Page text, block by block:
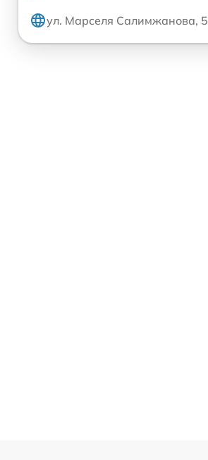
ул. Марселя Салимжанова, 5